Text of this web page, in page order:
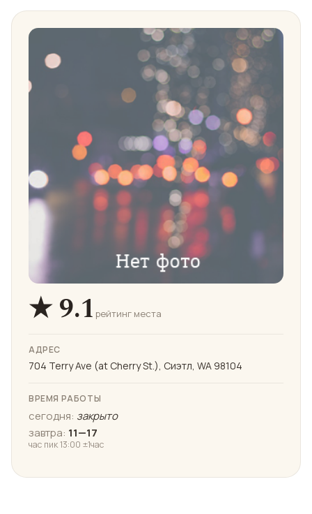
★ 9.1 рейтинг места
АДРЕС
704 Terry Ave (at Cherry St.), Сиэтл, WA 98104
ВРЕМЯ РАБОТЫ
сегодня: закрыто
завтра: 11—17
час пик 13:00 ±1час